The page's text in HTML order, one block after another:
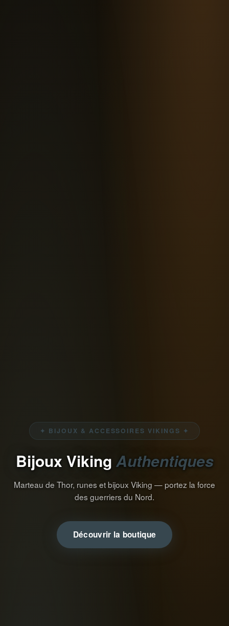
✦ BIJOUX & ACCESSOIRES VIKINGS ✦
Bijoux Viking Authentiques
Marteau de Thor, runes et bijoux Viking — portez la force
des guerriers du Nord.
Découvrir la boutique